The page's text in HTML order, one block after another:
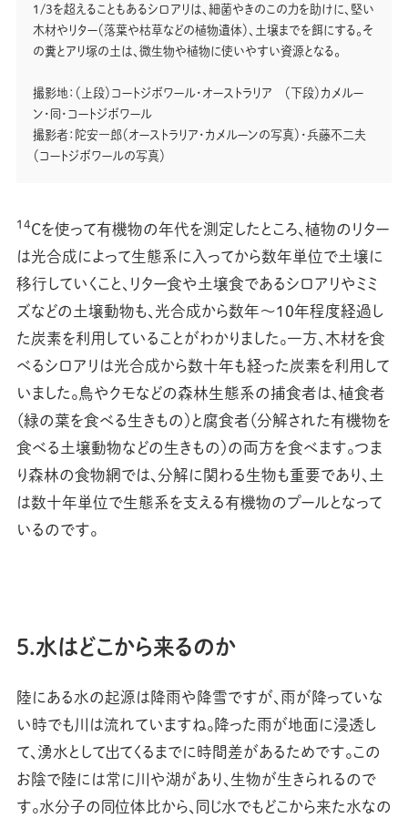
1/3を超えることもあるシロアリは、細菌やきのこの力を助けに、堅い
木材やリター（落葉や枯草などの植物遺体）、土壌までを餌にする。そ
の糞とアリ塚の土は、微生物や植物に使いやすい資源となる。
撮影地：（上段）コートジボワール・オーストラリア （下段）カメルー
ン・同・コートジボワール
撮影者：陀安一郎（オーストラリア・カメルーンの写真）・兵藤不二夫
（コートジボワールの写真）
14Cを使って有機物の年代を測定したところ、植物のリター
は光合成によって生態系に入ってから数年単位で土壌に
移行していくこと、リター食や土壌食であるシロアリやミミ
ズなどの土壌動物も、光合成から数年〜10年程度経過し
た炭素を利用していることがわかりました。一方、木材を食
べるシロアリは光合成から数十年も経った炭素を利用して
いました。鳥やクモなどの森林生態系の捕食者は、植食者
（緑の葉を食べる生きもの）と腐食者（分解された有機物を
食べる土壌動物などの生きもの）の両方を食べます。つま
り森林の食物網では、分解に関わる生物も重要であり、土
は数十年単位で生態系を支える有機物のプールとなって
いるのです。
5.水はどこから来るのか
陸にある水の起源は降雨や降雪ですが、雨が降っていな
い時でも川は流れていますね。降った雨が地面に浸透し
て、湧水として出てくるまでに時間差があるためです。この
お陰で陸には常に川や湖があり、生物が生きられるので
す。水分子の同位体比から、同じ水でもどこから来た水なの